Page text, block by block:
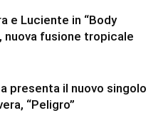
e Luciente in “Body
nuova fusione tropicale
presenta il nuovo singolo
“Peligro”